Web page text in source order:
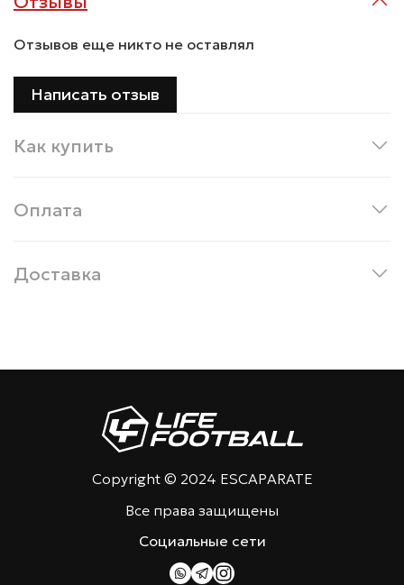
Отзывов еще никто не оставлял
Написать отзыв
Как купить
Оплата
Доставка
Copyright © 2024 ESCAPARATE
Все права защищены
Социальные сети